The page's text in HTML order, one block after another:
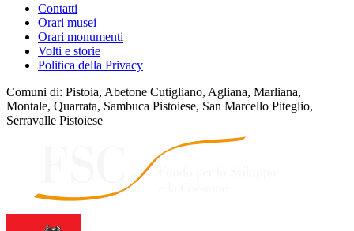
Contatti
Orari musei
Orari monumenti
Volti e storie
Politica della Privacy
Comuni di: Pistoia, Abetone Cutigliano, Agliana, Marliana,
Montale, Quarrata, Sambuca Pistoiese, San Marcello Piteglio,
Serravalle Pistoiese